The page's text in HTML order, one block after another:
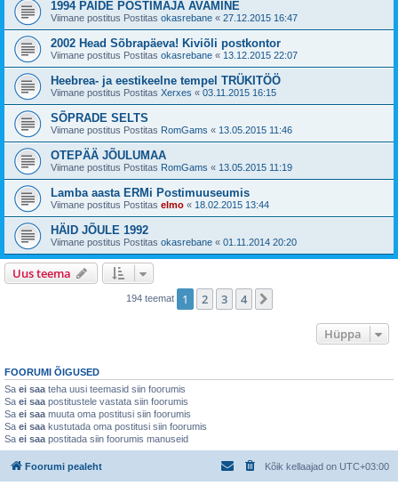
1994 PAIDE POSTIMAJA AVAMINE
Viimane postitus Postitas okasrebane « 27.12.2015 16:47
2002 Head Sõbrapäeva! Kiviõli postkontor
Viimane postitus Postitas okasrebane « 13.12.2015 22:07
Heebrea- ja eestikeelne tempel TRÜKITÖÖ
Viimane postitus Postitas Xerxes « 03.11.2015 16:15
SÕPRADE SELTS
Viimane postitus Postitas RomGams « 13.05.2015 11:46
OTEPÄÄ JÕULUMAA
Viimane postitus Postitas RomGams « 13.05.2015 11:19
Lamba aasta ERMi Postimuuseumis
Viimane postitus Postitas elmo « 18.02.2015 13:44
HÄID JÕULE 1992
Viimane postitus Postitas okasrebane « 01.11.2014 20:20
Uus teema
194 teemat 1 2 3 4
Hüppa
FOORUMI ÕIGUSED
Sa ei saa teha uusi teemasid siin foorumis
Sa ei saa postitustele vastata siin foorumis
Sa ei saa muuta oma postitusi siin foorumis
Sa ei saa kustutada oma postitusi siin foorumis
Sa ei saa postitada siin foorumis manuseid
Foorumi pealeht Kõik kellaajad on UTC+03:00